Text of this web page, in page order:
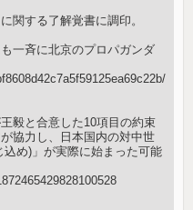
関する了解覚書に調印。
一斉に北京のプロパガンダ
毅と合意した10項目の約束
協力し、日本国内の対中世
め)」が実際に始まった可能